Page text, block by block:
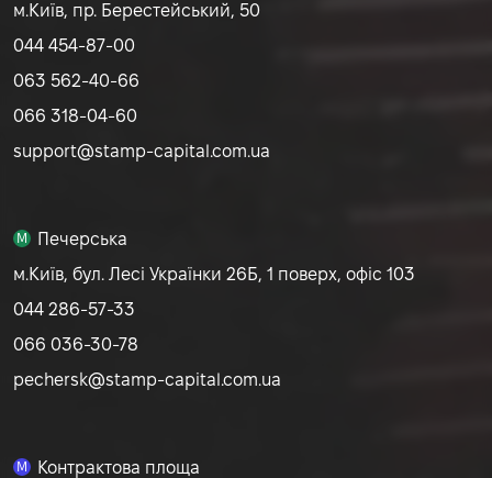
м.Київ, пр. Берестейський, 50
044 454-87-00
063 562-40-66
066 318-04-60
support@stamp-capital.com.ua
M
Печерська
м.Київ, бул. Лесі Українки 26Б, 1 поверх, офіс 103
044 286-57-33
066 036-30-78
pechersk@stamp-capital.com.ua
M
Контрактова площа